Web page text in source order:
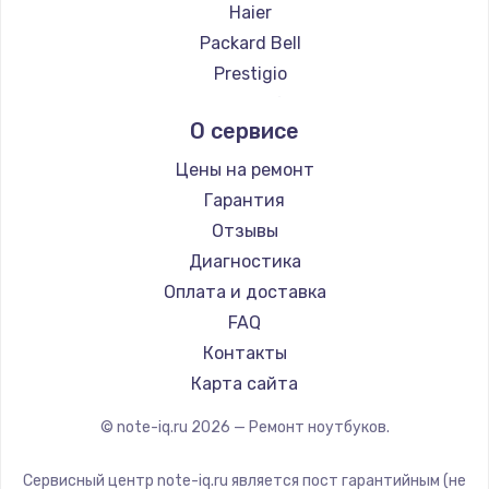
Ремонт ноутбуков Evga
Ремонт ноутбуков Google
Ремонт ноутбуков Echips
Ремонт ноутбуков Predator
Ремонт ноутбуков iru
Ремонт ноутбуков Machenike
Ремонт ноутбуков DEXP
Ремонт ноутбуков Teclast
Ремонт ноутбуков CHUWI
Ремонт ноутбуков Colorful
Haier
Packard Bell
Prestigio
Alienware
Aquarius
Gigabyte
Aorus
Maibenben
Getac
Epson
Philips
LG
О сервисе
Цены на ремонт
Гарантия
Отзывы
Диагностика
Оплата и доставка
FAQ
Контакты
Карта сайта
© note-iq.ru 2026 — Ремонт ноутбуков.
Сервисный центр note-iq.ru является пост гарантийным (не